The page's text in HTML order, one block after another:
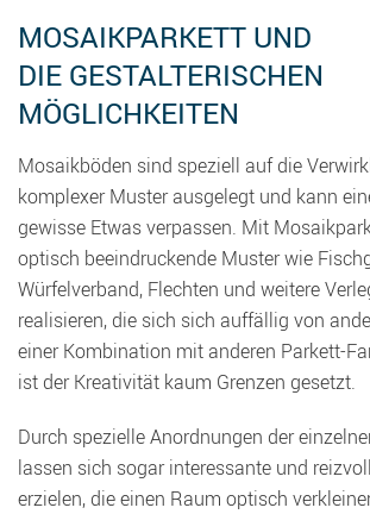
MOSAIKPARKETT UND
DIE GESTALTERISCHEN
MÖGLICHKEITEN
Mosaikböden sind speziell auf die
komplexer Muster ausgelegt und kann
gewisse Etwas verpassen. Mit
optisch beeindruckende Muster wie
Würfelverband, Flechten und weitere
realisieren, die sich sich auffällig von
einer Kombination mit anderen Parkett-
ist der Kreativität kaum Grenzen gesetzt.
Durch spezielle Anordnungen der
lassen sich sogar interessante und
erzielen, die einen Raum optisch